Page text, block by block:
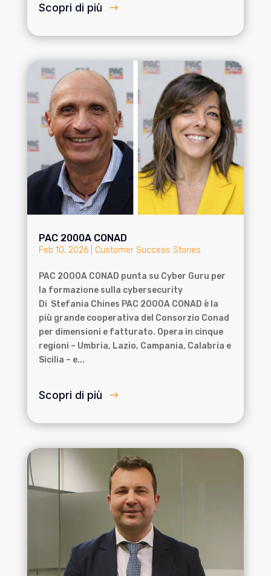
Scopri di più
PAC 2000A CONAD
Feb 10, 2026| Customer Success Stories
PAC 2000A CONAD punta su Cyber Guru per
la formazione sulla cybersecurity
Di Stefania Chines PAC 2000A CONAD è la
più grande cooperativa del Consorzio Conad
per dimensioni e fatturato. Opera in cinque
regioni – Umbria, Lazio, Campania, Calabria e
Sicilia – e...
Scopri di più